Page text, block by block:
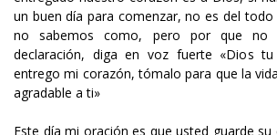
un buen día para comenzar, no es del todo
no sabemos como, pero por que no
declaración, diga en voz fuerte «Dios
entrego mi corazón, tómalo para que la
agradable a ti»
Este día mi oración es que usted guarde